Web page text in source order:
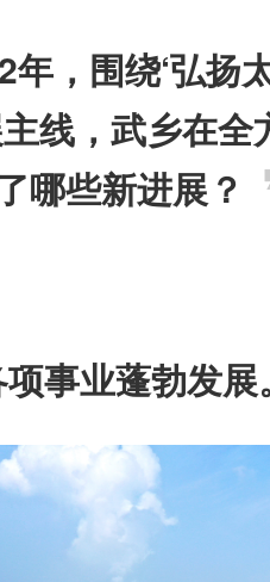
年，围绕‘弘扬
线，武乡在
哪些新进展？
事业蓬勃发展